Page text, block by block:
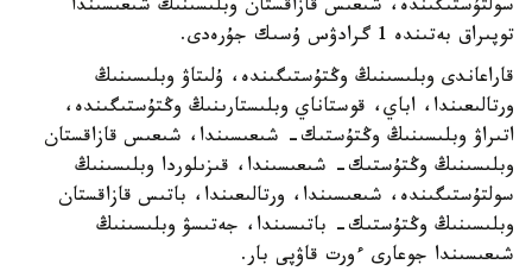
سولتۇستىگىندە، شىعىس قازاقستان وبلىسىنىڭ شىعىسىندا
توپىراق بەتىندە 1 گرادۋس ۇسىك جۇرەدى.
قاراعاندى وبلىسىنىڭ وڭتۇستىگىندە، ۇلىتاۋ وبلىسىنىڭ
ورتالىعىندا، اباي، قوستاناي وبلىستارىنىڭ وڭتۇستىگىندە،
اتىراۋ وبلىسىنىڭ وڭتۇستىك- شىعىسىندا، شىعىس قازاقستان
وبلىسىنىڭ وڭتۇستىك- شىعىسىندا، قىزىلوردا وبلىسىنىڭ
سولتۇستىگىندە، شىعىسىندا، ورتالىعىندا، باتىس قازاقستان
وبلىسىنىڭ وڭتۇستىك- باتىسىندا، جەتىسۋ وبلىسىنىڭ
شىعىسىندا جوعارى ءورت قاۋپى بار.